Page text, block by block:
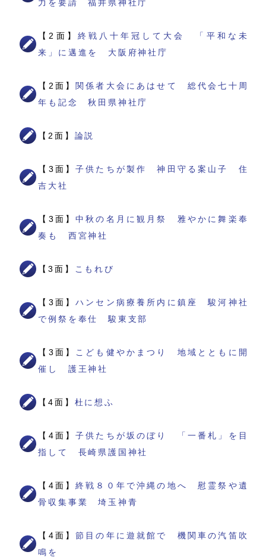
力を要請 福井県神社庁
【2面】 終戦八十年冠して大会 「平和な未
来」に邁進を 大阪府神社庁
【2面】 関係者大会にあはせて 総代会七十周
年も記念 秋田県神社庁
【2面】 論説
【3面】子供たちが製作 神田守る案山子 住
吉大社
【3面】中秋の名月に観月祭 雅やかに舞楽奉
奏も 西宮神社
【3面】 こもれび
【3面】ハンセン病療養所内に鎮座 駿河神社
で例祭を奉仕 駿東支部
【3面】
こども健やかまつり 地域とともに開
催し 護王神社
【4面】 杜に想ふ
【4面】子供たちが坂のぼり 「一番札」を目
指して 長崎県護国神社
【4面】終戦８０年で沖縄の地へ 慰霊祭や遺
骨収集事業 埼玉神青
【4面】節目の年に遊就館で 機関車の汽笛吹
鳴を